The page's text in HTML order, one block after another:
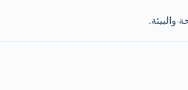
والبيئة.